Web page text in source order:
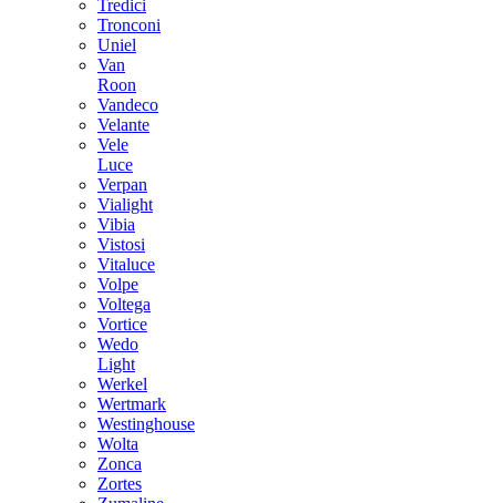
Tredici
Tronconi
Uniel
Van
Roon
Vandeco
Velante
Vele
Luce
Verpan
Vialight
Vibia
Vistosi
Vitaluce
Volpe
Voltega
Vortice
Wedo
Light
Werkel
Wertmark
Westinghouse
Wolta
Zonca
Zortes